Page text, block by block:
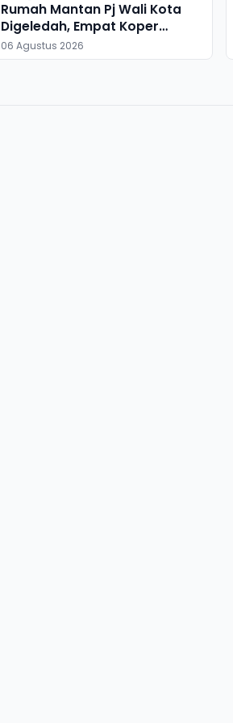
Rumah Mantan Pj Wali Kota
Digeledah, Empat Koper
Dibawa
06 Agustus 2026